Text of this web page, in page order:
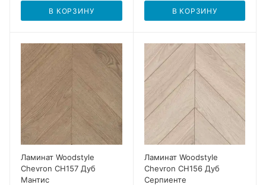
В КОРЗИНУ В КОРЗИНУ
Ламинат Woodstyle
Chevron CH157 Дуб
Мантис
Ламинат Woodstyle
Chevron CH156 Дуб
Серпиенте